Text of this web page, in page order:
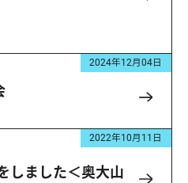
2024年12月04日
2022年10月11日
しました＜奥大山